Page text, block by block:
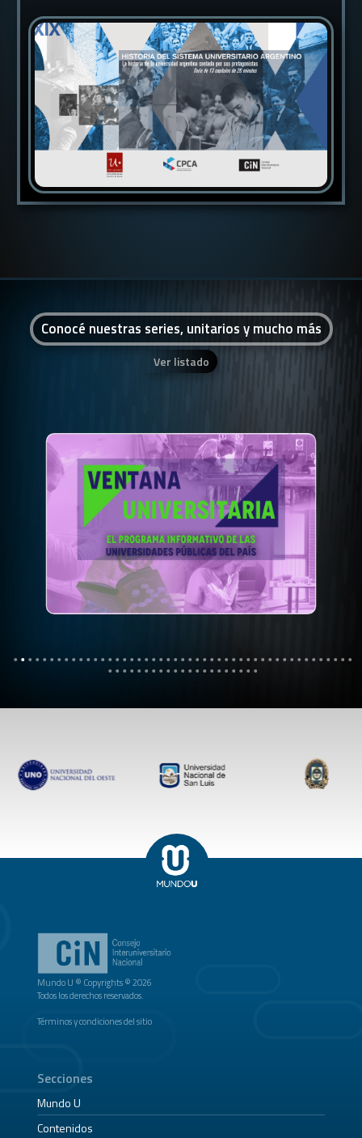
Conocé nuestras series, unitarios y mucho más
Ver listado
Mundo U ® Copyrights © 2026
Todos los derechos reservados.
Términos y condiciones del sitio
Secciones
Mundo U
Contenidos